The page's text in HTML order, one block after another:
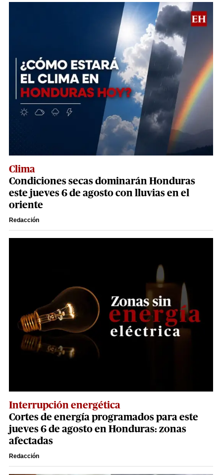
Clima
Condiciones secas dominarán Honduras
este jueves 6 de agosto con lluvias en el
oriente
Redacción
Interrupción energética
Cortes de energía programados para este
jueves 6 de agosto en Honduras: zonas
afectadas
Redacción